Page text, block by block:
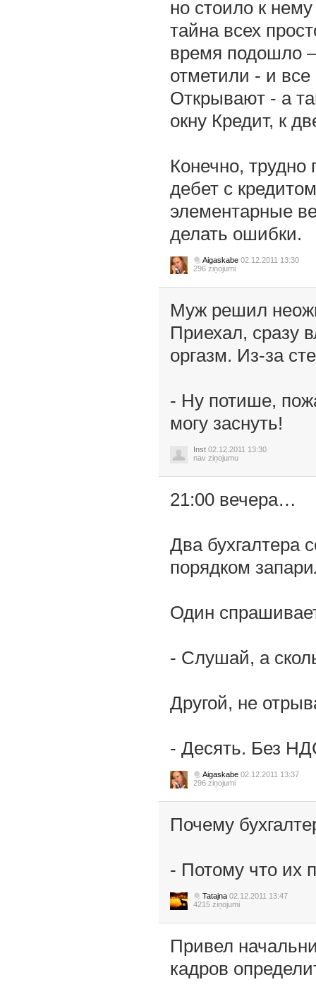
но стоило к
тайна всех
время подошло
отметили - и все
Открывают - а
окну Кредит, к
Конечно, трудно
дебет с
элементарные
делать ошибки.
Aigaskabe 02.12.2011 13:30
296 ziņojumi
Муж решил
Приехaл, срaзу
оргaзм. Из-зa
- Ну потише,
могу зaснуть!
Inst 02.12.2011 13:30
nav ziņojumu
21:00 вечера…
Два бухгалтера
порядком
Один
- Слушай, а
Другой, не
- Десять. Без
Aigaskabe 02.12.2011 13:37
296 ziņojumi
Почему
- Потому что их
Tatajna 02.12.2011 13:47
4215 ziņojumi
Привел
кадров